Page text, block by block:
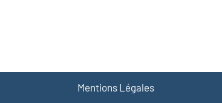
Mentions Légales